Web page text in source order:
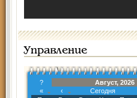
Управление
?
Август, 2026
«
‹ Сегодня